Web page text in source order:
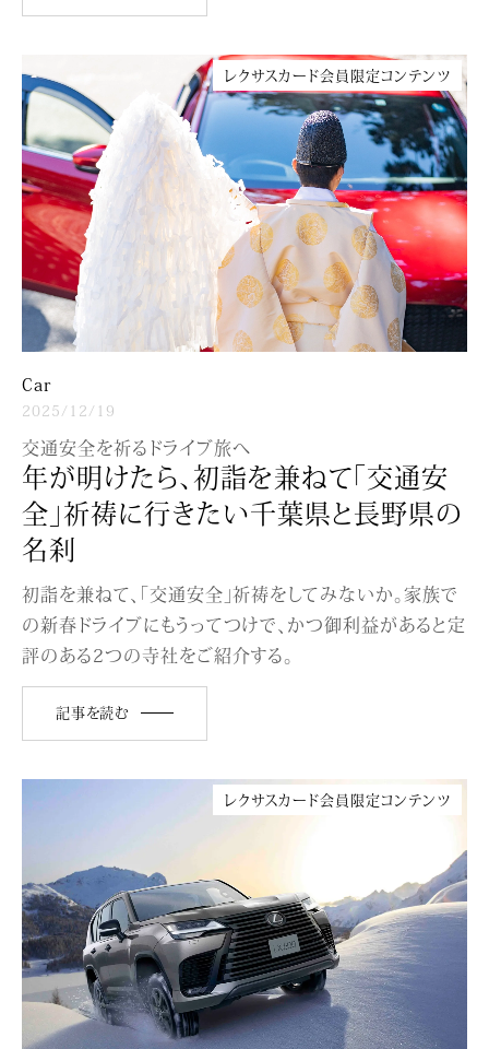
レクサスカード会員限定コンテンツ
Car
2025/12/19
交通安全を祈るドライブ旅へ
年が明けたら、初詣を兼ねて「交通安
全」祈祷に行きたい千葉県と長野県の
名刹
初詣を兼ねて、「交通安全」祈祷をしてみないか。家族で
の新春ドライブにもうってつけで、かつ御利益があると定
評のある2つの寺社をご紹介する。
記事を読む
レクサスカード会員限定コンテンツ